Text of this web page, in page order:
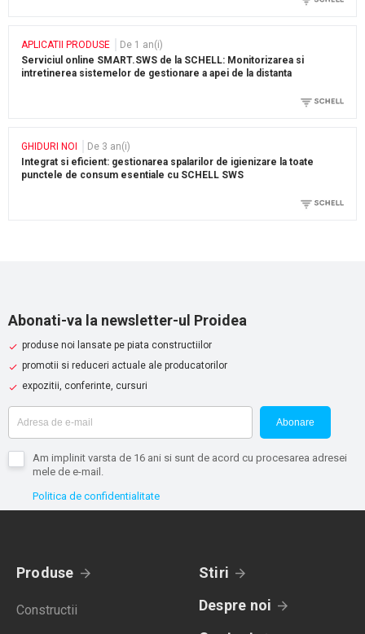
APLICATII PRODUSE
De 1 an(i)
Serviciul online SMART.SWS de la SCHELL: Monitorizarea si
intretinerea sistemelor de gestionare a apei de la distanta
GHIDURI NOI
De 3 an(i)
Integrat si eficient: gestionarea spalarilor de igienizare la toate
punctele de consum esentiale cu SCHELL SWS
Abonati-va la newsletter-ul Proidea
produse noi lansate pe piata constructiilor
promotii si reduceri actuale ale producatorilor
expozitii, conferinte, cursuri
Abonare
Am implinit varsta de 16 ani si sunt de acord cu procesarea adresei
mele de e-mail.
Politica de confidentialitate
Produse
Constructii
Stiri
Despre noi